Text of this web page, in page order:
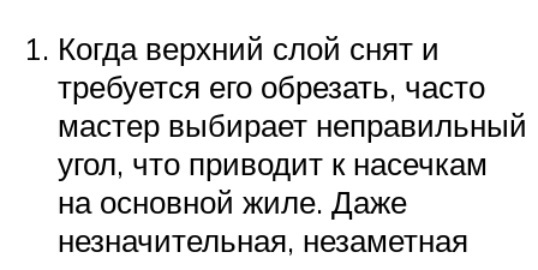
Когда верхний слой снят и
требуется его обрезать, часто
мастер выбирает неправильный
угол, что приводит к насечкам
на основной жиле. Даже
незначительная, незаметная